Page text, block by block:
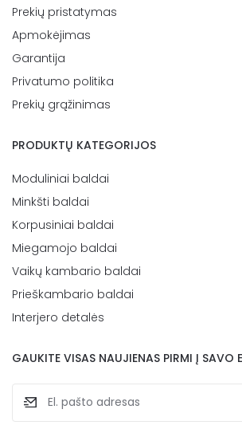
Prekių pristatymas
Apmokėjimas
Garantija
Privatumo politika
Prekių grąžinimas
PRODUKTŲ KATEGORIJOS
Moduliniai baldai
Minkšti baldai
Korpusiniai baldai
Miegamojo baldai
Vaikų kambario baldai
Prieškambario baldai
Interjero detalės
GAUKITE VISAS NAUJIENAS PIRMI Į SAVO